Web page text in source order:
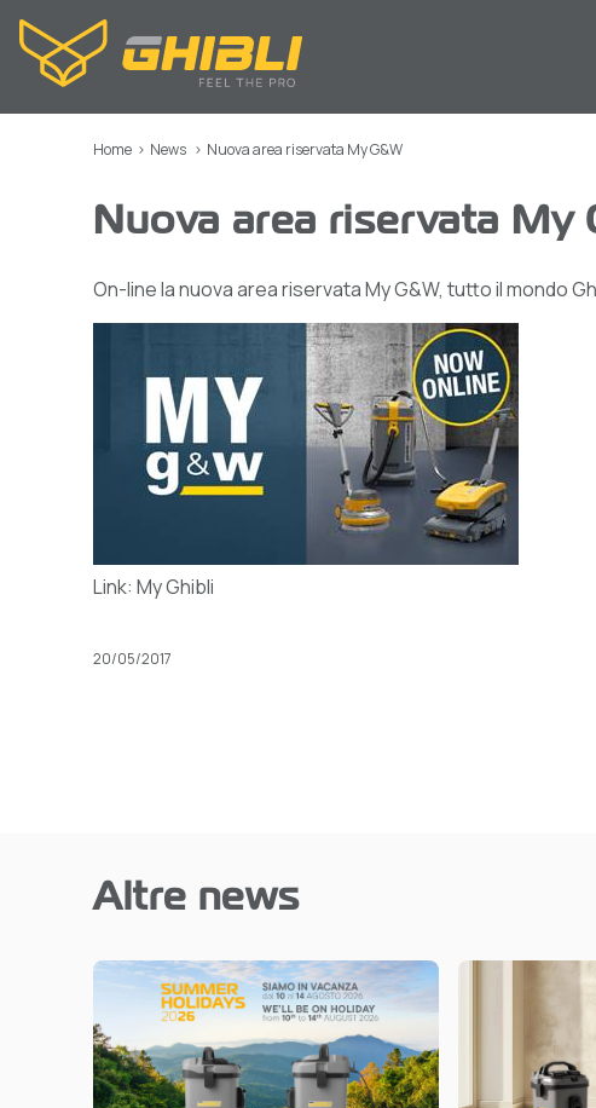
Home > News > Nuova area riservata My G&W
Nuova area riservata My
On-line la nuova area riservata My G&W, tutto il mondo
Link: My Ghibli
20/05/2017
Altre news